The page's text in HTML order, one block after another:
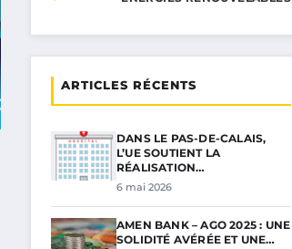
ARTICLES RÉCENTS
DANS LE PAS-DE-CALAIS,
L’UE SOUTIENT LA
RÉALISATION…
6 mai 2026
AMEN BANK – AGO 2025 : UNE
SOLIDITÉ AVÉRÉE ET UNE…